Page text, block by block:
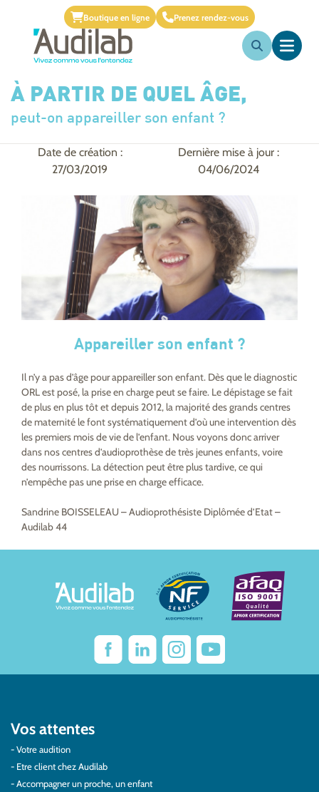
Boutique en ligne Prenez rendez-vous
À PARTIR DE QUEL ÂGE,
peut-on appareiller son enfant ?
Date de création :
27/03/2019
Dernière mise à jour :
04/06/2024
Appareiller son enfant ?
Il n’y a pas d’âge pour appareiller son enfant. Dès que le diagnostic
ORL est posé, la prise en charge peut se faire. Le dépistage se fait
de plus en plus tôt et depuis 2012, la majorité des grands centres
de maternité le font systématiquement d’où une intervention dès
les premiers mois de vie de l’enfant. Nous voyons donc arriver
dans nos centres d’audioprothèse de très jeunes enfants, voire
des nourrissons. La détection peut être plus tardive, ce qui
n’empêche pas une prise en charge efficace.
Sandrine BOISSELEAU – Audioprothésiste Diplômée d’Etat –
Audilab 44
Vos attentes
Votre audition
Etre client chez Audilab
Accompagner un proche, un enfant